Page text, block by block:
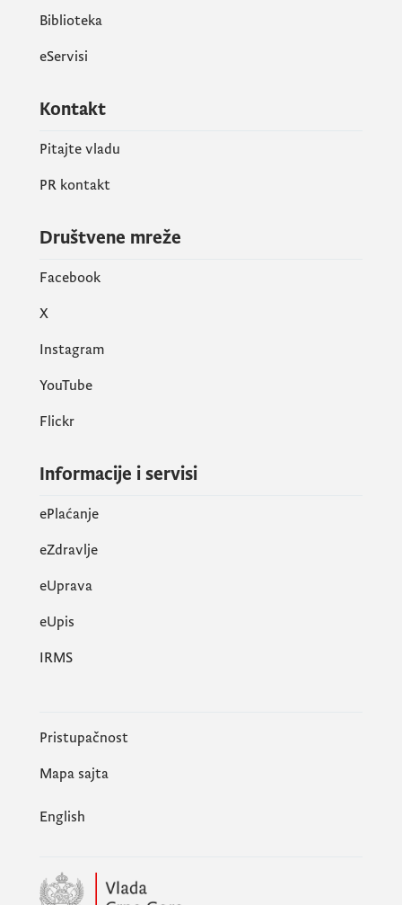
Biblioteka
eServisi
Kontakt
Pitajte vladu
PR kontakt
Društvene mreže
Facebook
X
Instagram
YouTube
Flickr
Informacije i servisi
ePlaćanje
eZdravlje
eUprava
еUpis
IRMS
Pristupačnost
Mapa sajta
English